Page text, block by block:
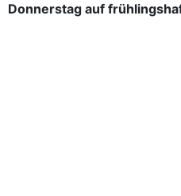
Donnerstag auf